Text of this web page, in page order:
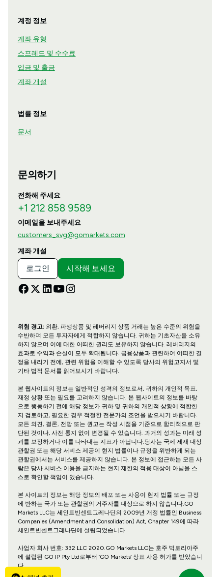
계정 정보
계좌 유형
스프레드 및 수수료
입금 및 출금
계좌 개설
법률 정보
문서
문의하기
전화해 주세요
+1 212 858 9589
이메일을 보내주세요
customers_svg@gomarkets.com
계좌 개설
로그인 시작해 보세요
위험 경고:외환, 파생상품 및 레버리지 상품 거래는 높은 수준의 위험을
수반하며 모든 투자자에게 적합하지 않습니다. 귀하는 기초자산을 소유
하지 않으며 이에 대한 어떠한 권리도 보유하지 않습니다. 레버리지의
효과로 수익과 손실이 모두 확대됩니다. 금융상품과 관련하여 어떠한 결
정을 내리기 전에, 관련 위험을 이해할 수 있도록 당사의 위험고지서 및
기타 법적 문서를 읽어보시기 바랍니다.
본 웹사이트의 정보는 일반적인 성격의 정보로서, 귀하의 개인적 목표,
재정 상황 또는 필요를 고려하지 않습니다. 본 웹사이트의 정보를 바탕
으로 행동하기 전에 해당 정보가 귀하 및 귀하의 개인적 상황에 적합한
지 검토하고, 필요한 경우 적절한 전문가의 조언을 받으시기 바랍니다.
모든 의견, 결론, 전망 또는 권고는 작성 시점을 기준으로 합리적으로 판
단된 것이나, 사전 통지 없이 변경될 수 있습니다. 과거의 성과는 미래 성
과를 보장하거나 이를 나타내는 지표가 아닙니다.당사는 국제 제재 대상
관할권 또는 해당 서비스 제공이 현지 법률이나 규정을 위반하게 되는
관할권에서는 서비스를 제공하지 않습니다. 본 정보에 접근하는 모든 사
람은 당사 서비스 이용을 금지하는 현지 제한의 적용 대상이 아님을 스
스로 확인할 책임이 있습니다.
본 사이트의 정보는 해당 정보의 배포 또는 사용이 현지 법률 또는 규정
에 반하는 국가 또는 관할권의 거주자를 대상으로 하지 않습니다.GO
Markets LLC는 세인트빈센트그레나딘의 2009년 개정 법률인 Business
Companies (Amendment and Consolidation) Act, Chapter 149에 따라
세인트빈센트그레나딘에 설립되었습니다.
사업자 회사 번호: 332 LLC 2020.GO Markets LLC는 호주 빅토리아주
에 설립된 GO IP Pty Ltd로부터 ‘GO Markets’ 상표 사용 허가를 받았습니
다.